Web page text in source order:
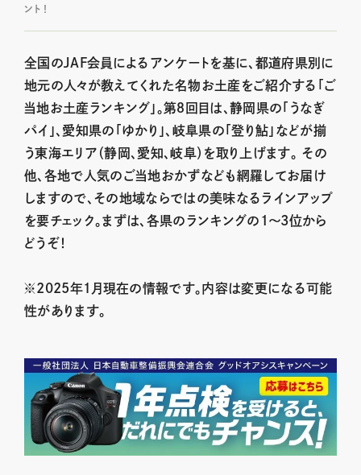
ント！
全国のJAF会員によるアンケートを基に、都道府県別に
地元の人々が教えてくれた名物お土産をご紹介する「ご
当地お土産ランキング」。第８回目は、静岡県の「うなぎ
パイ」、愛知県の「ゆかり」、岐阜県の「登り鮎」などが揃
う東海エリア（静岡、愛知、岐阜）を取り上げます。 その
他、各地で人気のご当地おかずなども網羅してお届け
しますので、その地域ならではの美味なるラインアップ
を要チェック。まずは、各県のランキングの1～3位から
どうぞ！
※2025年１月現在の情報です。内容は変更になる可能
性があります。